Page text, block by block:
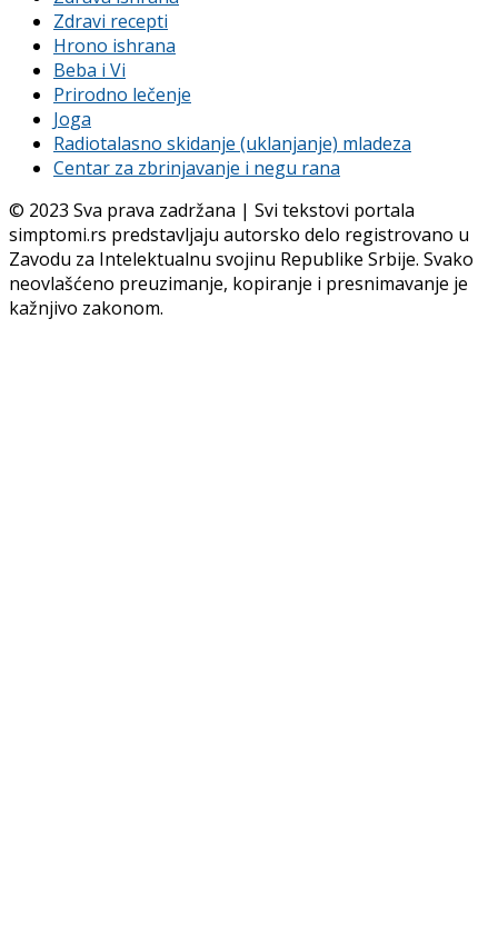
Zdravi recepti
Hrono ishrana
Beba i Vi
Prirodno lečenje
Joga
Radiotalasno skidanje (uklanjanje) mladeza
Centar za zbrinjavanje i negu rana
© 2023 Sva prava zadržana | Svi tekstovi portala
simptomi.rs predstavljaju autorsko delo registrovano u
Zavodu za Intelektualnu svojinu Republike Srbije. Svako
neovlašćeno preuzimanje, kopiranje i presnimavanje je
kažnjivo zakonom.